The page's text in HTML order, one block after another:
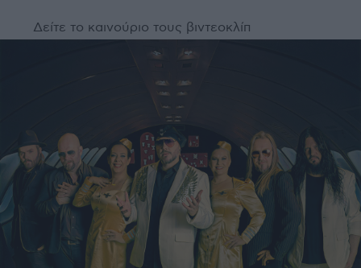
Δείτε το καινούριο τους βιντεοκλίπ